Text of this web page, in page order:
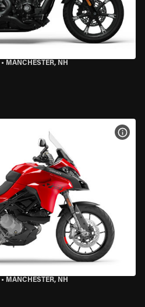
• MANCHESTER, NH
• MANCHESTER, NH
VER